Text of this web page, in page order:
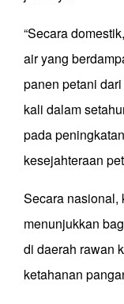
“Secara
air yang
panen petani
kali dalam
pada
kesejahteraan
Secara nasional,
menunjukkan
di daerah rawan
ketahanan